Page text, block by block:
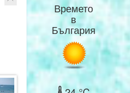
Времето
в
България